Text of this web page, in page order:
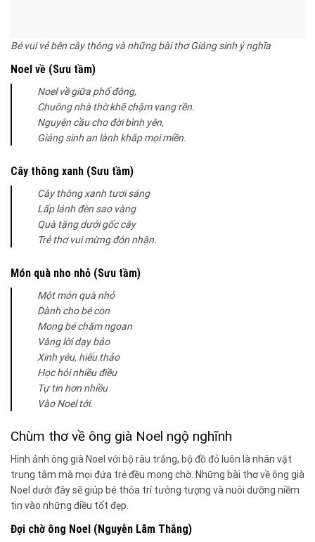
Bé vui vẻ bên cây thông và những bài thơ Giáng sinh ý nghĩa
Noel về (Sưu tầm)
Noel về giữa phố đông,
Chuông nhà thờ khẽ chậm vang rền.
Nguyện cầu cho đời bình yên,
Giáng sinh an lành khắp mọi miền.
Cây thông xanh (Sưu tầm)
Cây thông xanh tươi sáng
Lấp lánh đèn sao vàng
Quà tặng dưới gốc cây
Trẻ thơ vui mừng đón nhận.
Món quà nho nhỏ (Sưu tầm)
Một món quà nhỏ
Dành cho bé con
Mong bé chăm ngoan
Vâng lời dạy bảo
Xinh yêu, hiếu thảo
Học hỏi nhiều điều
Tự tin hơn nhiều
Vào Noel tới.
Chùm thơ về ông già Noel ngộ nghĩnh
Hình ảnh ông già Noel với bộ râu trắng, bộ đồ đỏ luôn là nhân vật
trung tâm mà mọi đứa trẻ đều mong chờ. Những bài thơ về ông già
Noel dưới đây sẽ giúp bé thỏa trí tưởng tượng và nuôi dưỡng niềm
tin vào những điều tốt đẹp.
Đợi chờ ông Noel (Nguyễn Lãm Thắng)